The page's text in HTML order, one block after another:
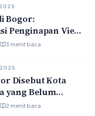
Bogor:
Penginapan View
Terjangkau
3 menit baca
Disebut Kota
yang Belum
Tahu
2 menit baca